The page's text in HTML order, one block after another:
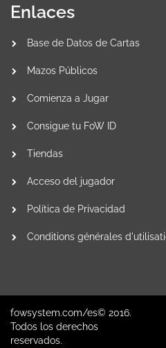
Enlaces
Base de Datos de Cartas
Mazos Públicos
Comienza a Jugar
Consigue tu FoW ID
Tiendas
Acceso del jugador
Política de Privacidad
Conditions générales
fowsystem.com/es© 2016.
Todos los derechos
reservados.